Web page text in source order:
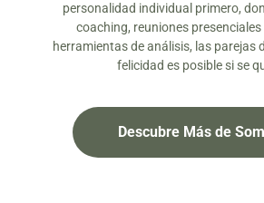
personalidad individual primero,
coaching, reuniones
herramientas de análisis, las parejas
felicidad es posible si se
Descubre Más de